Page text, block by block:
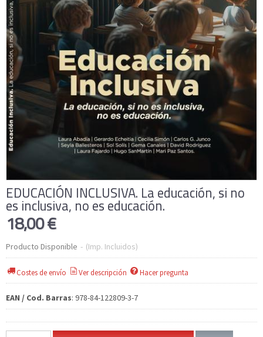
EDUCACIÓN INCLUSIVA. La educación, si no
es inclusiva, no es educación.
18,00 €
Producto Disponible - (Imp. Incluidos)
Costes de envío Ver descripción Hacer pregunta
EAN / Cod. Barras: 978-84-122809-3-7